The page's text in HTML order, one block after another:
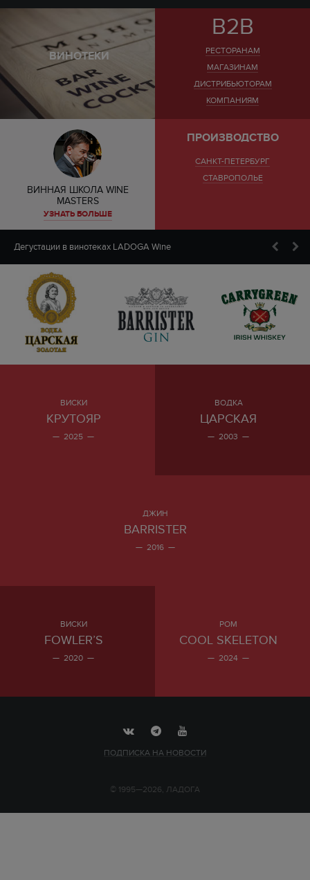
ВИНОТЕКИ
B2B
РЕСТОРАНАМ
МАГАЗИНАМ
ДИСТРИБЬЮТОРАМ
КОМПАНИЯМ
ВИННАЯ ШКОЛА WINE
MASTERS
УЗНАТЬ БОЛЬШЕ
ПРОИЗВОДСТВО
САНКТ-ПЕТЕРБУРГ
СТАВРОПОЛЬЕ
Дегустации в винотеках LADOGA Wine
ВИСКИ
КРУТОЯР
2025
ВОДКА
ЦАРСКАЯ
2003
ДЖИН
BARRISTER
2016
ВИСКИ
FOWLER’S
2020
РОМ
COOL SKELETON
2024
ПОДПИСКА НА НОВОСТИ
© 1995—2026, ЛАДОГА